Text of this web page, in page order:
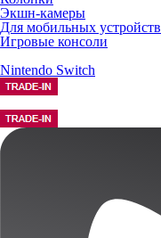
Экшн-камеры
Для мобильных устройств
Игровые консоли
Nintendo Switch